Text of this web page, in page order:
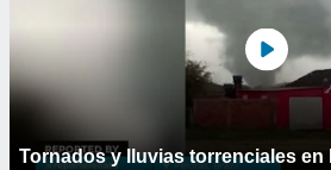
Tornados y lluvias torrenciales en